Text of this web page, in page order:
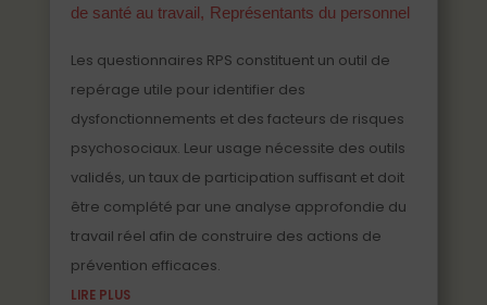
de santé au travail
Représentants du personnel
Les questionnaires RPS constituent un outil de
repérage utile pour identifier des
dysfonctionnements et des facteurs de risques
psychosociaux. Leur usage nécessite des outils
validés, un taux de participation suffisant et doit
être complété par une analyse approfondie du
travail réel afin de construire des actions de
prévention efficaces.
LIRE PLUS